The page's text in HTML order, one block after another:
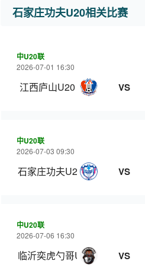
石家庄功夫U20相关比赛
中U20联
2026-07-01 16:30
江西庐山U20 VS
中U20联
2026-07-03 09:30
石家庄功夫U20 VS
中U20联
2026-07-06 16:30
临沂奕虎勺哥U20 VS